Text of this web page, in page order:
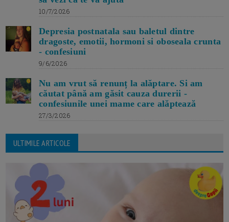
10/7/2026
Depresia postnatala sau baletul dintre
dragoste, emotii, hormoni si oboseala crunta
- confesiuni
9/6/2026
Nu am vrut să renunț la alăptare. Si am
căutat până am găsit cauza durerii -
confesiunile unei mame care alăptează
27/3/2026
ULTIMILE ARTICOLE